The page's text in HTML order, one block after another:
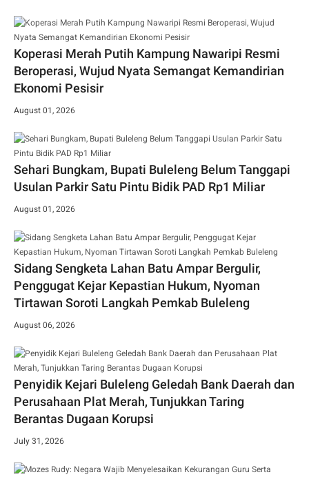
Koperasi Merah Putih Kampung Nawaripi Resmi
Beroperasi, Wujud Nyata Semangat Kemandirian
Ekonomi Pesisir
August 01, 2026
Sehari Bungkam, Bupati Buleleng Belum Tanggapi
Usulan Parkir Satu Pintu Bidik PAD Rp1 Miliar
August 01, 2026
Sidang Sengketa Lahan Batu Ampar Bergulir,
Penggugat Kejar Kepastian Hukum, Nyoman
Tirtawan Soroti Langkah Pemkab Buleleng
August 06, 2026
Penyidik Kejari Buleleng Geledah Bank Daerah dan
Perusahaan Plat Merah, Tunjukkan Taring
Berantas Dugaan Korupsi
July 31, 2026